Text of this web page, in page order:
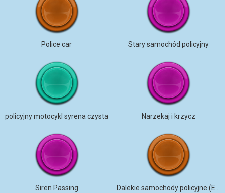
Police car Stary samochód policyjny
policyjny motocykl syrena czysta Narzekaj i krzycz
Siren Passing